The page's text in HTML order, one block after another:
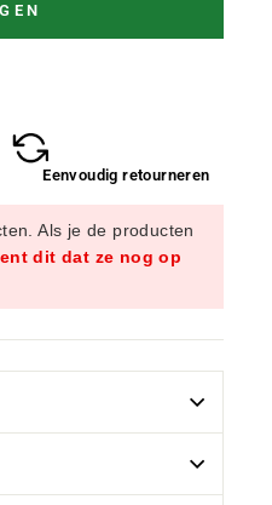
Eenvoudig retourneren
Als je de producten
dit dat ze nog op